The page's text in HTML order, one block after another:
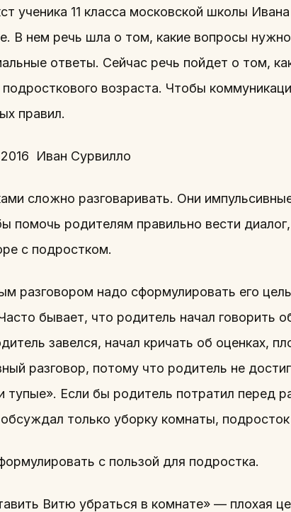
ученика 11 класса московской школы
В нем речь шла о том, какие вопросы
ответы. Сейчас речь пойдет о том,
возраста. Чтобы
правил.
Иван Сурвилло
сложно разговаривать. Они
помочь родителям правильно вести
с подростком.
разговором надо сформулировать его
бывает, что родитель начал говорить
завелся, начал кричать об оценках,
разговор, потому что родитель не
тупые». Если бы родитель потратил перед
только уборку комнаты,
с пользой для подростка.
Витю убраться в комнате» — плохая